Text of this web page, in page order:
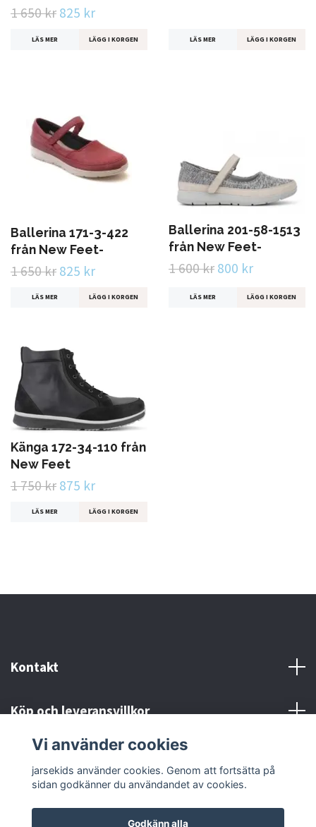
1 650 kr 825 kr
LÄS MER LÄGG I KORGEN LÄS MER LÄGG I KORGEN
Ballerina 171-3-422
från New Feet-
1 650 kr 825 kr
LÄS MER LÄGG I KORGEN
Ballerina 201-58-1513
från New Feet-
1 600 kr 800 kr
LÄS MER LÄGG I KORGEN
Känga 172-34-110 från
New Feet
1 750 kr 875 kr
LÄS MER LÄGG I KORGEN
Kontakt
Köp och leveransvillkor
Sociala medier
Vi använder cookies
jarsekids använder cookies. Genom att fortsätta på
sidan godkänner du användandet av cookies.
Godkänn alla